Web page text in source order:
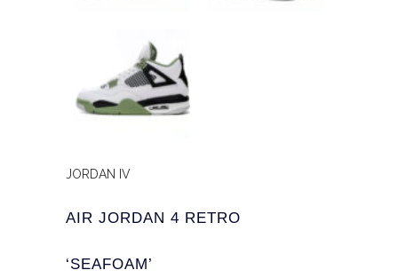
JORDAN IV
AIR JORDAN 4 RETRO
‘SEAFOAM’